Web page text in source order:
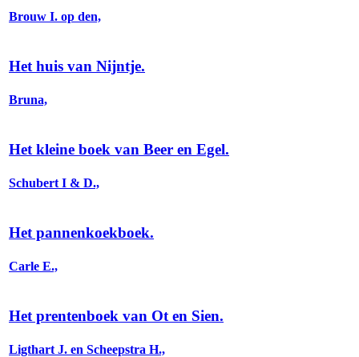
Brouw I. op den,
Het huis van Nijntje.
Bruna,
Het kleine boek van Beer en Egel.
Schubert I & D.,
Het pannenkoekboek.
Carle E.,
Het prentenboek van Ot en Sien.
Ligthart J. en Scheepstra H.,